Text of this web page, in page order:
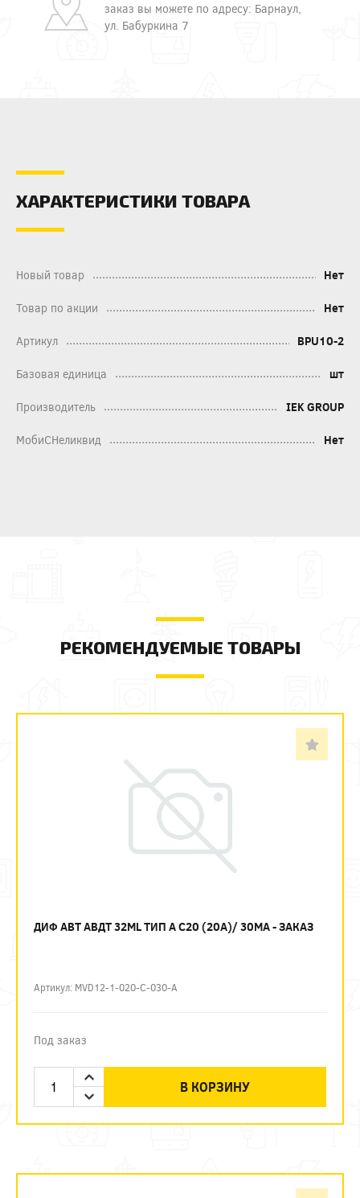
заказ вы можете по адресу: Барнаул,
ул. Бабуркина 7
ХАРАКТЕРИСТИКИ ТОВАРА
Новый товар Нет
Товар по акции Нет
Артикул BPU10-2
Базовая единица шт
Производитель IEK GROUP
МобиСНеликвид Нет
РЕКОМЕНДУЕМЫЕ ТОВАРЫ
ДИФ АВТ АВДТ 32ML ТИП А C20 (20А)/ 30МА - ЗАКАЗ
Артикул: MVD12-1-020-C-030-A
Под заказ
В КОРЗИНУ